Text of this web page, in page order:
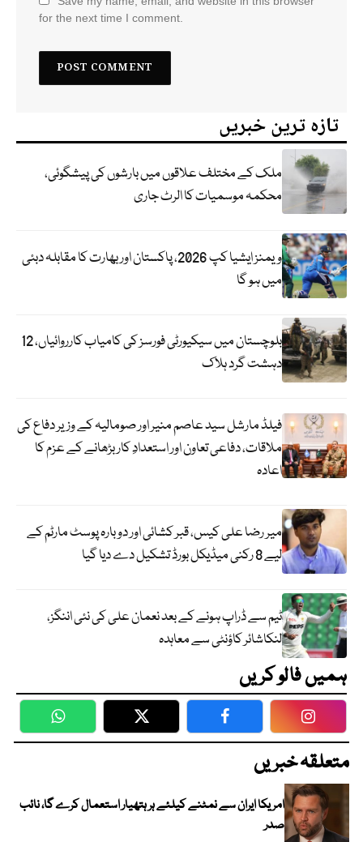
for the next time I comment.
تازہ ترین خبریں
ملک کے مختلف علاقوں میں بارشوں کی پیشگوئی،
محکمہ موسمیات کا الرٹ جاری
ویمنز ایشیا کپ 2026، پاکستان اور بھارت کا مقابلہ دبئی
میں ہو گا
بلوچستان میں سیکیورٹی فورسز کی کامیاب کارروائیاں، 12
دہشت گرد ہلاک
فیلڈ مارشل سید عاصم منیر اور صومالیہ کے وزیر دفاع کی
ملاقات، دفاعی تعاون اور استعدادِ کار بڑھانے کے عزم کا
اعادہ
میر رضا علی کیس، قبر کشائی اور دوبارہ پوسٹ مارٹم کے
لیے 8 رکنی میڈیکل بورڈ تشکیل دے دیا گیا
ٹیم سے ڈراپ ہونے کے بعد نعمان علی کی نئی اننگز،
لنکاشائر کاؤنٹی سے معاہدہ
ہمیں فالو کریں
WhatsApp Twitter Facebook
متعلقہ خبریں
امریکا ایران سے نمٹنے کیلئے ہر ہتھیار استعمال کرے گا، نائب
صدر